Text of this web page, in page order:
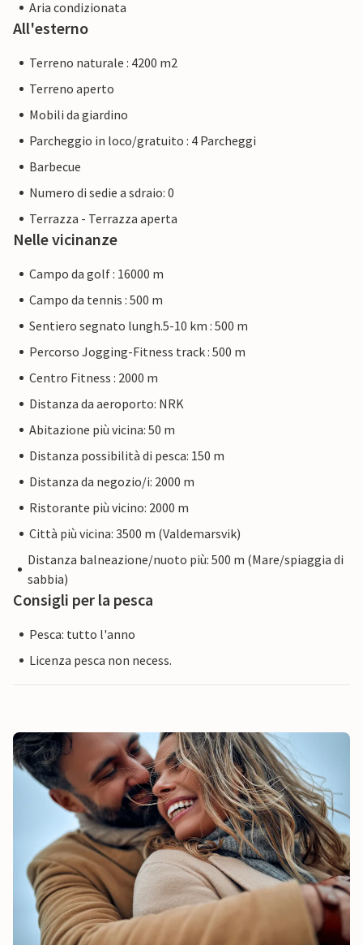
Aria condizionata
All'esterno
Terreno naturale : 4200 m2
Terreno aperto
Mobili da giardino
Parcheggio in loco/gratuito : 4 Parcheggi
Barbecue
Numero di sedie a sdraio: 0
Terrazza - Terrazza aperta
Nelle vicinanze
Campo da golf : 16000 m
Campo da tennis : 500 m
Sentiero segnato lungh.5-10 km : 500 m
Percorso Jogging-Fitness track : 500 m
Centro Fitness : 2000 m
Distanza da aeroporto: NRK
Abitazione più vicina: 50 m
Distanza possibilità di pesca: 150 m
Distanza da negozio/i: 2000 m
Ristorante più vicino: 2000 m
Città più vicina: 3500 m (Valdemarsvik)
Distanza balneazione/nuoto più: 500 m (Mare/spiaggia di
sabbia)
Consigli per la pesca
Pesca: tutto l'anno
Licenza pesca non necess.